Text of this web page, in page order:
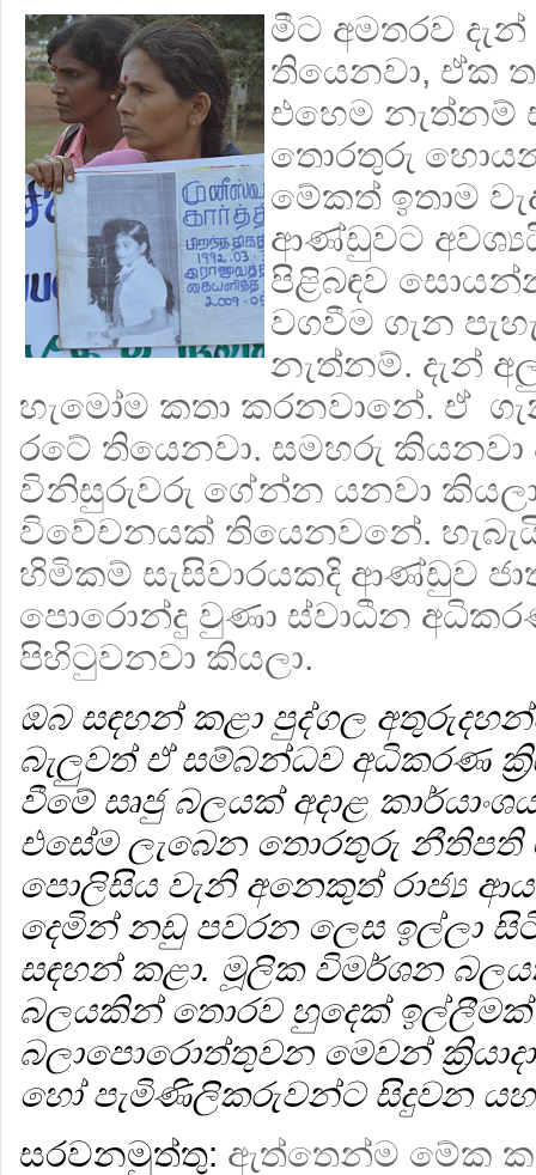
මීට අමතරව
තියෙනවා, ඒක
එහෙම නැත්නම්
තොරතුරු
මේකත් ඉතාම
ආණ්ඩුවට
පිළිබඳව
වගවීම ගැන
නැත්නම්. දැන්
හැමෝම කතා කරනවානේ. ඒ
රටේ තියෙනවා. සමහරු කියනවා
විනිසුරුවරු ගේන්න යනවා
විවේචනයක් තියෙනවනේ.
හිමිකම් සැසිවාරයකදි ආණ්ඩුව
පොරොන්දු වුණා ස්වාධීන
පිහිටුවනවා කියලා.
ඔබ සඳහන් කළා පුද්ගල
බැලුවත් ඒ සම්බන්ධව අධිකරණ
වීමේ සෘජු බලයක් අදාළ
එසේම ලැබෙන තොරතුරු නීතිපති
පොලිසිය වැනි අනෙකුත් රාජ්‍ය
දෙමින් නඩු පවරන ලෙස ඉල්ලා
සඳහන් කළා. මූලික විමර්ශන
බලයකින් තොරව හුදෙක්
බලාපොරොත්තුවන මෙවන්
හෝ පැමිණිලිකරුවන්ට සිදුවන
සරවනමුත්තු: ඇත්තෙන්ම මේක